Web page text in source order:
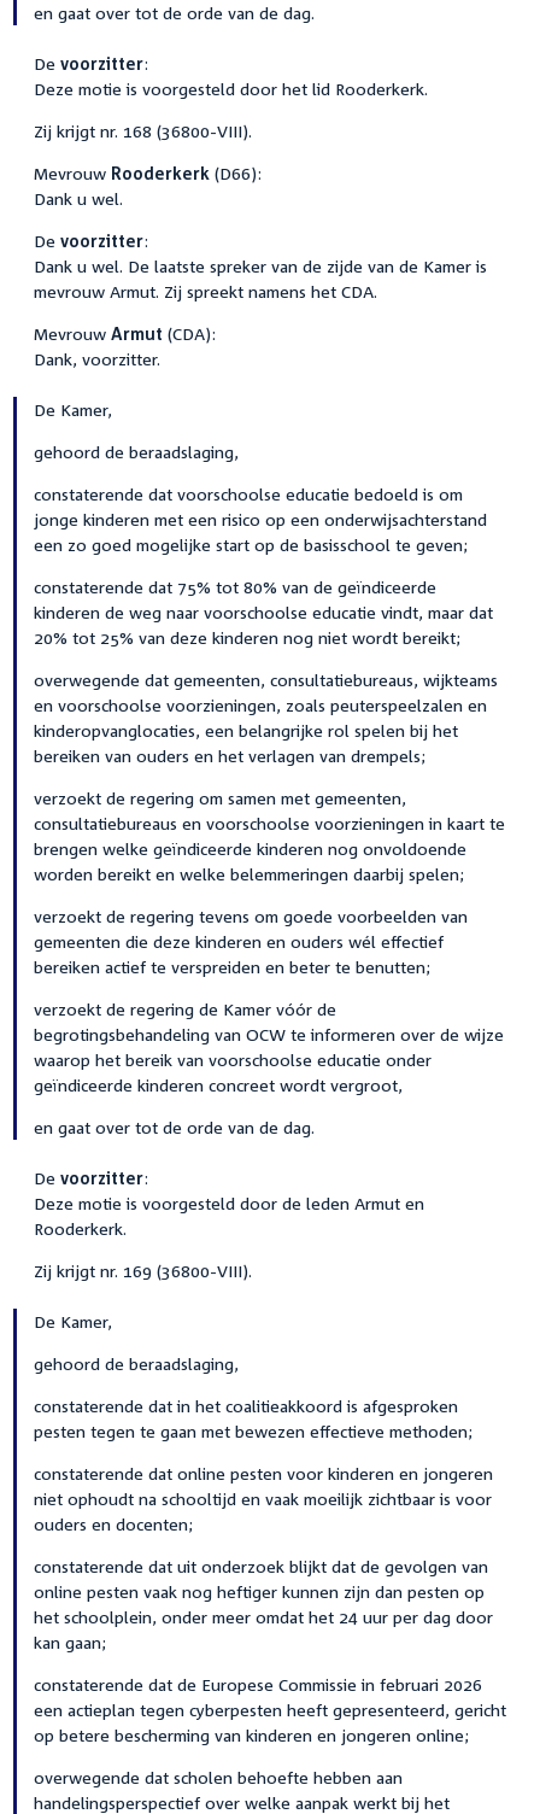
en gaat over tot de orde van de dag.
De voorzitter:
Deze motie is voorgesteld door het lid Rooderkerk.
Zij krijgt nr. 168 (36800-VIII).
Mevrouw Rooderkerk (D66):
Dank u wel.
De voorzitter:
Dank u wel. De laatste spreker van de zijde van de Kamer is
mevrouw Armut. Zij spreekt namens het CDA.
Mevrouw Armut (CDA):
Dank, voorzitter.
De Kamer,
gehoord de beraadslaging,
constaterende dat voorschoolse educatie bedoeld is om
jonge kinderen met een risico op een onderwijsachterstand
een zo goed mogelijke start op de basisschool te geven;
constaterende dat 75% tot 80% van de geïndiceerde
kinderen de weg naar voorschoolse educatie vindt, maar dat
20% tot 25% van deze kinderen nog niet wordt bereikt;
overwegende dat gemeenten, consultatiebureaus, wijkteams
en voorschoolse voorzieningen, zoals peuterspeelzalen en
kinderopvanglocaties, een belangrijke rol spelen bij het
bereiken van ouders en het verlagen van drempels;
verzoekt de regering om samen met gemeenten,
consultatiebureaus en voorschoolse voorzieningen in kaart te
brengen welke geïndiceerde kinderen nog onvoldoende
worden bereikt en welke belemmeringen daarbij spelen;
verzoekt de regering tevens om goede voorbeelden van
gemeenten die deze kinderen en ouders wél effectief
bereiken actief te verspreiden en beter te benutten;
verzoekt de regering de Kamer vóór de
begrotingsbehandeling van OCW te informeren over de wijze
waarop het bereik van voorschoolse educatie onder
geïndiceerde kinderen concreet wordt vergroot,
en gaat over tot de orde van de dag.
De voorzitter:
Deze motie is voorgesteld door de leden Armut en
Rooderkerk.
Zij krijgt nr. 169 (36800-VIII).
De Kamer,
gehoord de beraadslaging,
constaterende dat in het coalitieakkoord is afgesproken
pesten tegen te gaan met bewezen effectieve methoden;
constaterende dat online pesten voor kinderen en jongeren
niet ophoudt na schooltijd en vaak moeilijk zichtbaar is voor
ouders en docenten;
constaterende dat uit onderzoek blijkt dat de gevolgen van
online pesten vaak nog heftiger kunnen zijn dan pesten op
het schoolplein, onder meer omdat het 24 uur per dag door
kan gaan;
constaterende dat de Europese Commissie in februari 2026
een actieplan tegen cyberpesten heeft gepresenteerd, gericht
op betere bescherming van kinderen en jongeren online;
overwegende dat scholen behoefte hebben aan
handelingsperspectief over welke aanpak werkt bij het